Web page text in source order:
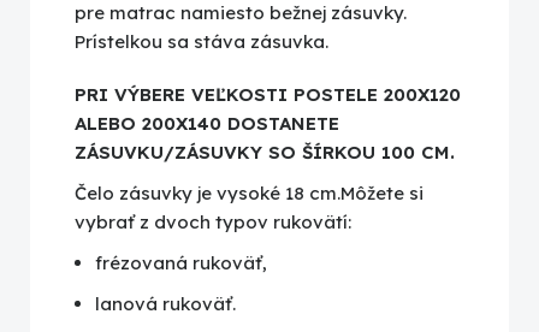
pre matrac namiesto bežnej zásuvky.
Prístelkou sa stáva zásuvka.
PRI VÝBERE VEĽKOSTI POSTELE 200X120
ALEBO 200X140 DOSTANETE
ZÁSUVKU/ZÁSUVKY SO ŠÍRKOU 100 CM.
Čelo zásuvky je vysoké 18 cm.Môžete si
vybrať z dvoch typov rukovätí:
frézovaná rukoväť,
lanová rukoväť.